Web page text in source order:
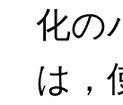
化の
は，